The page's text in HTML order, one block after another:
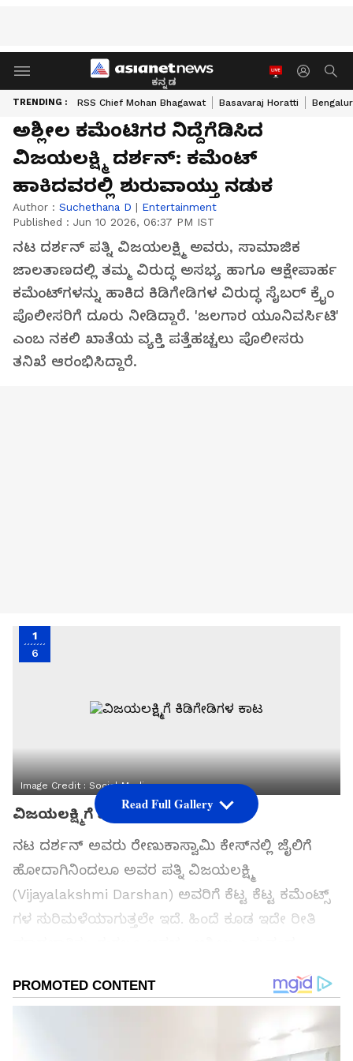
ಕನ್ನಡ
TRENDING : RSS Chief Mohan Bhagawat Basavaraj Horatti
ಅಶ್ಲೀಲ ಕಮೆಂಟಿಗರ ನಿದ್ದೆಗೆಡಿಸಿದ
ವಿಜಯಲಕ್ಷ್ಮಿ ದರ್ಶನ್​: ಕಮೆಂಟ್​
ಹಾಕಿದವರಲ್ಲಿ ಶುರುವಾಯ್ತು ನಡುಕ
Author : Suchethana D | Entertainment
Published : Jun 10 2026, 06:37 PM IST
ನಟ ದರ್ಶನ್ ಪತ್ನಿ ವಿಜಯಲಕ್ಷ್ಮಿ ಅವರು, ಸಾಮಾಜಿಕ
ಜಾಲತಾಣದಲ್ಲಿ ತಮ್ಮ ವಿರುದ್ಧ ಅಸಭ್ಯ ಹಾಗೂ ಆಕ್ಷೇಪಾರ್ಹ
ಕಮೆಂಟ್‌ಗಳನ್ನು ಹಾಕಿದ ಕಿಡಿಗೇಡಿಗಳ ವಿರುದ್ಧ ಸೈಬರ್ ಕ್ರೈಂ
ಪೊಲೀಸರಿಗೆ ದೂರು ನೀಡಿದ್ದಾರೆ. 'ಜಲಗಾರ ಯೂನಿವರ್ಸಿಟಿ'
ಎಂಬ ನಕಲಿ ಖಾತೆಯ ವ್ಯಕ್ತಿ ಪತ್ತೆಹಚ್ಚಲು ಪೊಲೀಸರು
ತನಿಖೆ ಆರಂಭಿಸಿದ್ದಾರೆ.
1
6
Image Credit : Social Media
ವಿಜಯಲಕ್ಷ್ಮಿಗೆ ಕಿಡಿಗೇಡಿಗಳ ಕಾಟ
ನಟ ದರ್ಶನ್​ ಅವರು ರೇಣುಕಾಸ್ವಾಮಿ ಕೇಸ್​ನಲ್ಲಿ ಜೈಲಿಗೆ
ಹೋದಾಗಿನಿಂದಲೂ ಅವರ ಪತ್ನಿ ವಿಜಯಲಕ್ಷ್ಮಿ
(Vijayalakshmi Darshan) ಅವರಿಗೆ ಕೆಟ್ಟ ಕೆಟ್ಟ ಕಮೆಂಟ್ಸ್​
ಗಳ ಸುರಿಮಳೆಯಾಗುತ್ತಲೇ ಇದೆ. ಹಿಂದೆ ಕೂಡ ಇದೇ ರೀತಿ
Read Full Gallery